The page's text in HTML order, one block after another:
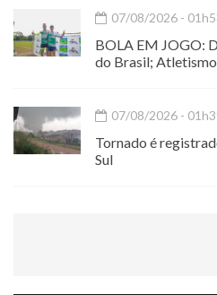
07/08/2026 -
BOLA EM JOGO:
do Brasil;
07/08/2026 -
Tornado é
Sul